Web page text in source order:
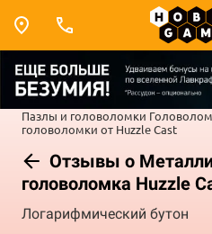
Пазлы и головоломки
головоломки от Huzzle Cast
Отзывы о
головоломка Huzzle
Логарифмический бутон